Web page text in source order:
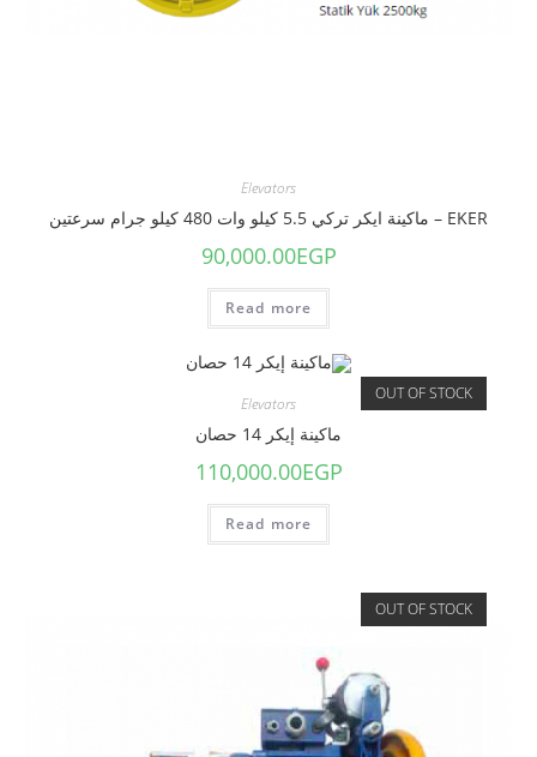
Elevators
EKER – ماكينة ايكر تركي 5.5 كيلو وات 480 كيلو جرام سرعتين
90,000.00EGP
Read more
OUT OF STOCK
Elevators
ماكينة إيكر 14 حصان
110,000.00EGP
Read more
OUT OF STOCK